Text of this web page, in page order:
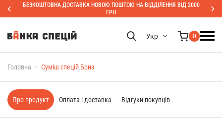
БЕЗКОШТОВНА ДОСТАВКА НОВОЮ ПОШТОЮ НА ВІДДІЛЕННЯ ВІД 2000
ГРН
Укр 0
Головна Суміш спецій Бриз
Про продукт Оплата і доставка Відгуки покупців